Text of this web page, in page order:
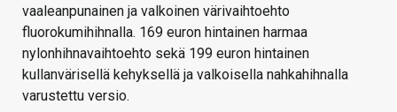
vaaleanpunainen ja valkoinen värivaihtoehto
fluorokumihihnalla. 169 euron hintainen harmaa
nylonhihnavaihtoehto sekä 199 euron hintainen
kullanvärisellä kehyksellä ja valkoisella nahkahihnalla
varustettu versio.